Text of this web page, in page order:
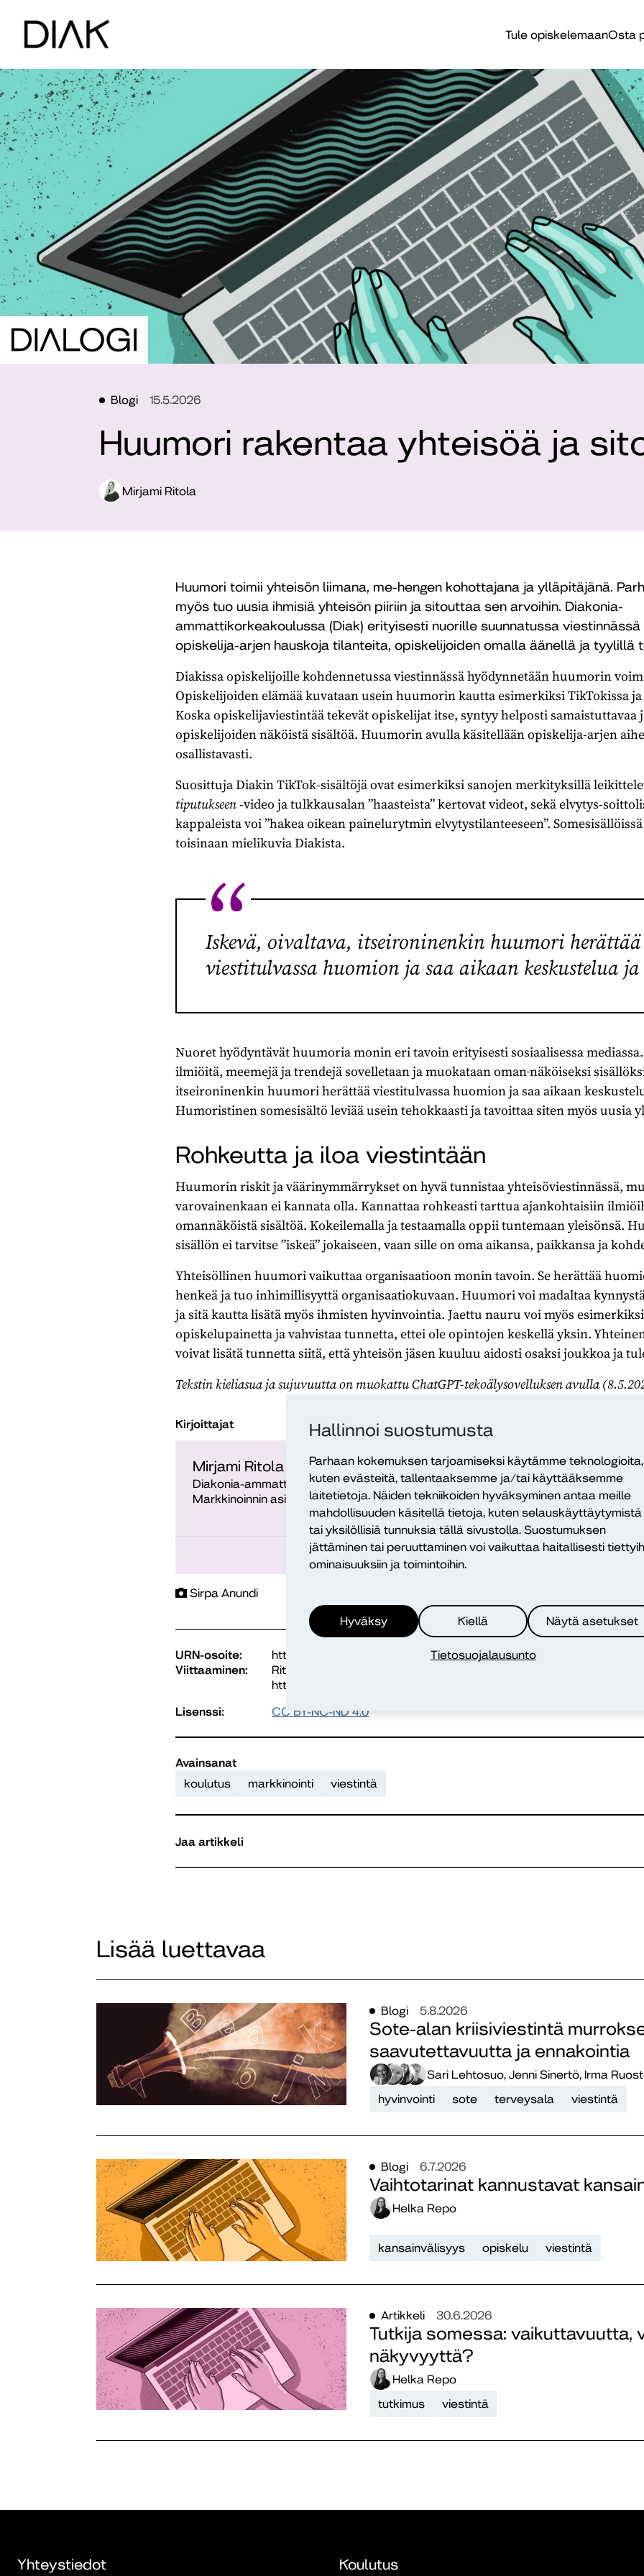
Hallinnoi suostumusta
Parhaan kokemuksen tarjoamiseksi käytämme teknologioita,
kuten evästeitä, tallentaaksemme ja/tai käyttääksemme
laitetietoja. Näiden tekniikoiden hyväksyminen antaa meille
mahdollisuuden käsitellä tietoja, kuten selauskäyttäytymistä
tai yksilöllisiä tunnuksia tällä sivustolla. Suostumuksen
jättäminen tai peruuttaminen voi vaikuttaa haitallisesti
ominaisuuksiin ja toimintoihin.
Hyväksy Kiellä Näytä asetukset
Tietosuojalausunto
Tule opiskelemaanOsta
Blogi 15.5.2026
Huumori rakentaa yhteisöä ja
Mirjami Ritola
Huumori toimii yhteisön liimana, me-hengen kohottajana ja ylläpitäjänä.
myös tuo uusia ihmisiä yhteisön piiriin ja sitouttaa sen arvoihin. Diakonia-
ammattikorkeakoulussa (Diak) erityisesti nuorille suunnatussa viestinnässä
opiskelija-arjen hauskoja tilanteita, opiskelijoiden omalla äänellä ja tyylillä
Diakissa opiskelijoille kohdennetussa viestinnässä hyödynnetään huumorin
Opiskelijoiden elämää kuvataan usein huumorin kautta esimerkiksi TikTokissa
Koska opiskelijaviestintää tekevät opiskelijat itse, syntyy helposti samaistuttavaa
opiskelijoiden näköistä sisältöä. Huumorin avulla käsitellään opiskelija-arjen
osallistavasti.
Suosittuja Diakin TikTok-sisältöjä ovat esimerkiksi sanojen merkityksillä
tiputukseen-video ja tulkkausalan ”haasteista” kertovat videot, sekä elvytys-
kappaleista voi ”hakea oikean painelurytmin elvytystilanteeseen”.
toisinaan mielikuvia Diakista.
Iskevä, oivaltava, itseironinenkin huumori herättää
viestitulvassa huomion ja saa aikaan keskustelua
Nuoret hyödyntävät huumoria monin eri tavoin erityisesti sosiaalisessa
ilmiöitä, meemejä ja trendejä sovelletaan ja muokataan omannäköiseksi
itseironinenkin huumori herättää viestitulvassa huomion ja saa aikaan
Humoristinen somesisältö leviää usein tehokkaasti ja tavoittaa siten myös uusia
Rohkeutta ja iloa viestintään
Huumorin riskit ja väärinymmärrykset on hyvä tunnistaa yhteisöviestinnässä,
varovainenkaan ei kannata olla. Kannattaa rohkeasti tarttua ajankohtaisiin
omannäköistä sisältöä. Kokeilemalla ja testaamalla oppii tuntemaan yleisönsä.
sisällön ei tarvitse ”iskeä” jokaiseen, vaan sille on oma aikansa, paikkansa ja
Yhteisöllinen huumori vaikuttaa organisaatioon monin tavoin. Se herättää
henkeä ja tuo inhimillisyyttä organisaatiokuvaan. Huumori voi madaltaa
ja sitä kautta lisätä myös ihmisten hyvinvointia. Jaettu nauru voi myös
opiskelupainetta ja vahvistaa tunnetta, ettei ole opintojen keskellä yksin.
voivat lisätä tunnetta siitä, että yhteisön jäsen kuuluu aidosti osaksi joukkoa ja
Tekstin kieliasua ja sujuvuutta on muokattu ChatGPT-tekoälysovelluksen avulla
Kirjoittajat
Mirjami Ritola
Diakonia-ammattikorkeakoulu
Markkinoinnin asiantuntija
Kaikki
Sirpa Anundi
URN-osoite:
https://urn.fi/URN:NBN:fi-fe2026041427034
Viittaaminen:
Ritola, M. (15.5.2026). Huumori rakentaa yhteisöä ja sitouttaa.
https://urn.fi/URN:NBN:fi-fe2026041427034
Lisenssi:
CC BY-NC-ND 4.0
Avainsanat
koulutus
markkinointi viestintä
Jaa artikkeli
Lisää luettavaa
Blogi 5.8.2026
Sote-alan kriisiviestintä
saavutettavuutta ja ennakointia
Sari Lehtosuo, Jenni Sinertö, Irma
hyvinvointi
sote terveysala viestintä
Blogi 6.7.2026
Vaihtotarinat kannustavat
Helka Repo
kansainvälisyys opiskelu viestintä
Artikkeli 30.6.2026
Tutkija somessa: vaikuttavuutta,
näkyvyyttä?
Helka Repo
tutkimus
viestintä
Yhteystiedot Koulutus